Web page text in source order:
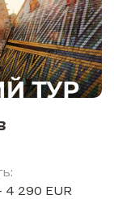
4 290 EUR